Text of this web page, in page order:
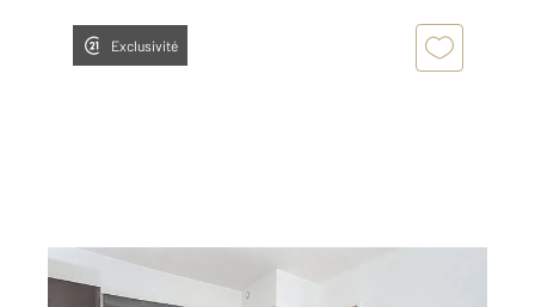
Exclusivité
CHARTRES 28
35,67 m2, 2 pièces